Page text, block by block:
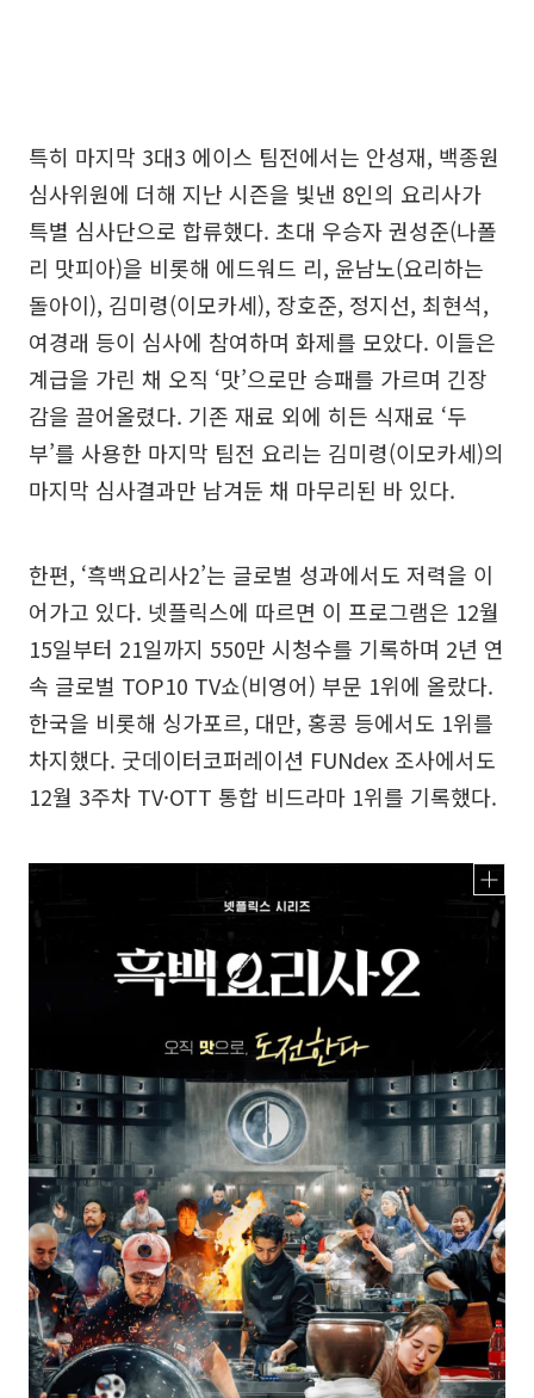
특히 마지막 3대3 에이스 팀전에서는 안성재, 백종원
심사위원에 더해 지난 시즌을 빛낸 8인의 요리사가
특별 심사단으로 합류했다. 초대 우승자 권성준(나폴
리 맛피아)을 비롯해 에드워드 리, 윤남노(요리하는
돌아이), 김미령(이모카세), 장호준, 정지선, 최현석,
여경래 등이 심사에 참여하며 화제를 모았다. 이들은
계급을 가린 채 오직 ‘맛’으로만 승패를 가르며 긴장
감을 끌어올렸다. 기존 재료 외에 히든 식재료 ‘두
부’를 사용한 마지막 팀전 요리는 김미령(이모카세)의
마지막 심사결과만 남겨둔 채 마무리된 바 있다.
한편, ‘흑백요리사2’는 글로벌 성과에서도 저력을 이
어가고 있다. 넷플릭스에 따르면 이 프로그램은 12월
15일부터 21일까지 550만 시청수를 기록하며 2년 연
속 글로벌 TOP10 TV쇼(비영어) 부문 1위에 올랐다.
한국을 비롯해 싱가포르, 대만, 홍콩 등에서도 1위를
차지했다. 굿데이터코퍼레이션 FUNdex 조사에서도
12월 3주차 TV·OTT 통합 비드라마 1위를 기록했다.